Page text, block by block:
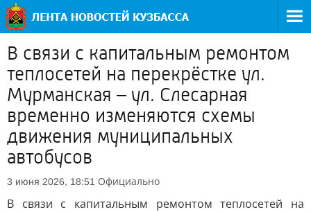
В связи с капитальным ремонтом
теплосетей на перекрёстке ул.
Мурманская – ул. Слесарная
временно изменяются схемы
движения муниципальных
автобусов
3 июня 2026, 18:51 Официально
В связи с капитальным ремонтом теплосетей на